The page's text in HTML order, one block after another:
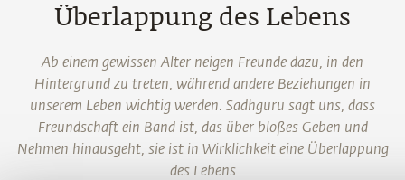
Überlappung des Lebens
Ab einem gewissen Alter neigen Freunde dazu, in den
Hintergrund zu treten, während andere Beziehungen in
unserem Leben wichtig werden. Sadhguru sagt uns, dass
Freundschaft ein Band ist, das über bloßes Geben und
Nehmen hinausgeht, sie ist in Wirklichkeit eine Überlappung
des Lebens